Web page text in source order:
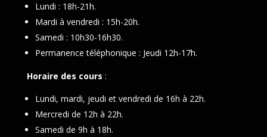
Lundi : 18h-21h.
Mardi à vendredi : 15h-20h.
Samedi : 10h30-16h30.
Permanence téléphonique : Jeudi 12h-17h.
Horaire des cours :
Lundi, mardi, jeudi et vendredi de 16h à 22h.
Mercredi de 12h à 22h.
Samedi de 9h à 18h.